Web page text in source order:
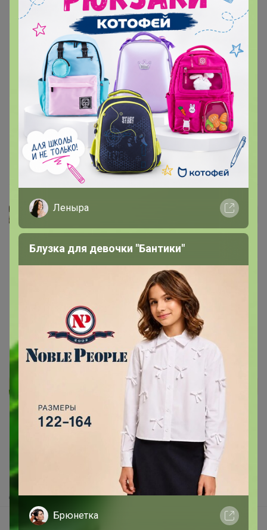
минерализацией 100 мг/л использовать. Другой
способ заваривания попробовать. И если кружка или
френч пресс - сколько времени на заварку и через
какое время начинаете пить? Кофе на горячий и на
остывание имеет разный вкус ) Я только недавно у
них был на производстве, там столько тонкостей - и
мне их наглядно показали. А вообще очень интересно,
что такой привкус у вас получился. Это не хорошо и не
плохо, это интересно! Кому то ведь и понравится! ) Я
бы попробовал кофе со вкусом семечек. 😉
12 декабря, 2020 11:33
Volkaab Автор уже получил заказ!
Не понравился кофе совсем, вкус пережаренных
семечек,2а раза пробовала и все,стала использовать
Как получить?
Доставка
Шоурумы
Леныра
Блузка для девочки "Бантики"
Брюнетка